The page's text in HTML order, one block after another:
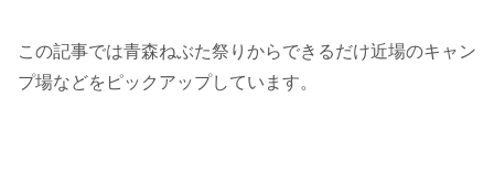
この記事では青森ねぶた祭りからできるだけ近場のキャン
プ場などをピックアップしています。